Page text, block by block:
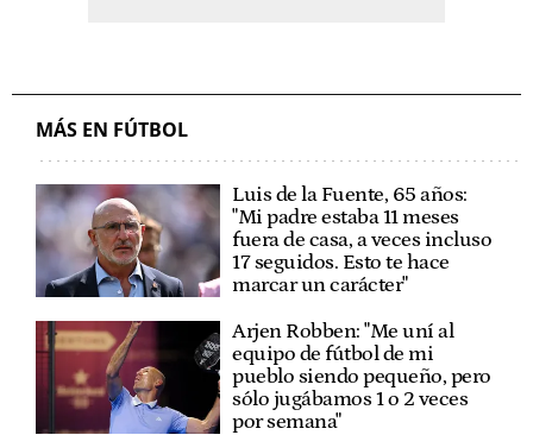
MÁS EN FÚTBOL
Luis de la Fuente, 65 años:
"Mi padre estaba 11 meses
fuera de casa, a veces incluso
17 seguidos. Esto te hace
marcar un carácter"
Arjen Robben: "Me uní al
equipo de fútbol de mi
pueblo siendo pequeño, pero
sólo jugábamos 1 o 2 veces
por semana"